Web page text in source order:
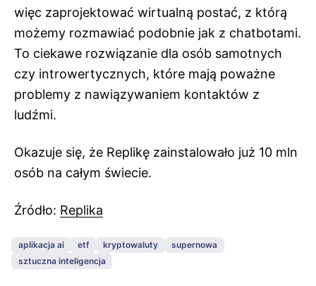
więc zaprojektować wirtualną postać, z którą
możemy rozmawiać podobnie jak z chatbotami.
To ciekawe rozwiązanie dla osób samotnych
czy introwertycznych, które mają poważne
problemy z nawiązywaniem kontaktów z
ludźmi.
Okazuje się, że Replikę zainstalowało już 10 mln
osób na całym świecie.
Źródło: Replika
aplikacja ai etf kryptowaluty
supernowa
sztuczna inteligencja